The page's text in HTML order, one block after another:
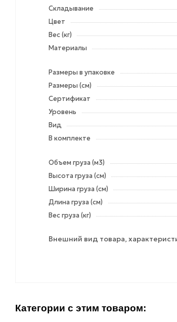
Складывание
Цвет
Вес (кг)
Материалы
Размеры в упаковке
Размеры (см)
Сертификат
Уровень
Вид
В комплекте
Объем груза (м3)
Высота груза (см)
Ширина груза (см)
Длина груза (см)
Вес груза (кг)
Внешний вид товара,
Категории с этим товаром: